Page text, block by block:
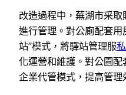
改造過程中，蕪湖市采
進行管理。對公廁配套
站”模式，將驛站管理服
化運營和維護。對公園
企業代管模式，提高管理